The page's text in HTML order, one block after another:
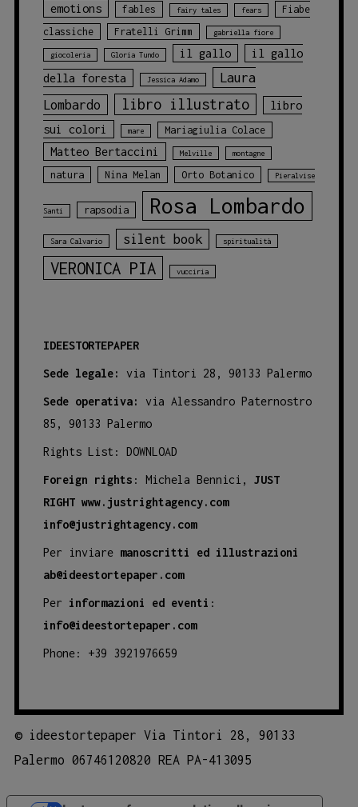
emotions
fables fairy tales fears
Fiabe
classiche
Fratelli Grimm gabriella fiore
giocoleria Gloria Tundo il gallo
il gallo
della foresta
Jessica Adamo
Laura
Lombardo
libro illustrato
libro
sui colori
mare Mariagiulia Colace
Matteo Bertaccini Melville montagne
natura Nina Melan Orto Botanico Pieralvise
Santi rapsodia Rosa Lombardo
Sara Calvario silent book spiritualità
VERONICA PIA vucciria
IDEESTORTEPAPER
Sede legale: via Tintori 28, 90133 Palermo
Sede operativa:
via Alessandro Paternostro
85, 90133 Palermo
Rights List: DOWNLOAD
Foreign rights : Michela Bennici, JUST
RIGHT www.justrightagency.com
info@justrightagency.com
Per inviare manoscritti ed illustrazioni
ab@ideestortepaper.com
Per informazioni ed eventi :
info@ideestortepaper.com
Phone: +39 3921976659
© ideestortepaper Via Tintori 28, 90133
Palermo 06746120820 REA PA-413095